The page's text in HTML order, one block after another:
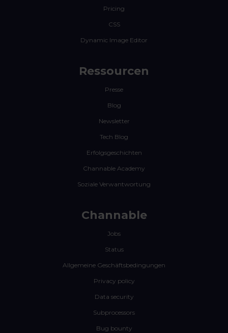
Pricing
CSS
Dynamic Image Editor
Ressourcen
Presse
Blog
Newsletter
Tech Blog
Erfolgsgeschichten
Channable Academy
Soziale Verwantwortung
Channable
Jobs
Status
Allgemeine Geschäftsbedingungen
Privacy policy
Data security
Subprocessors
Bug bounty